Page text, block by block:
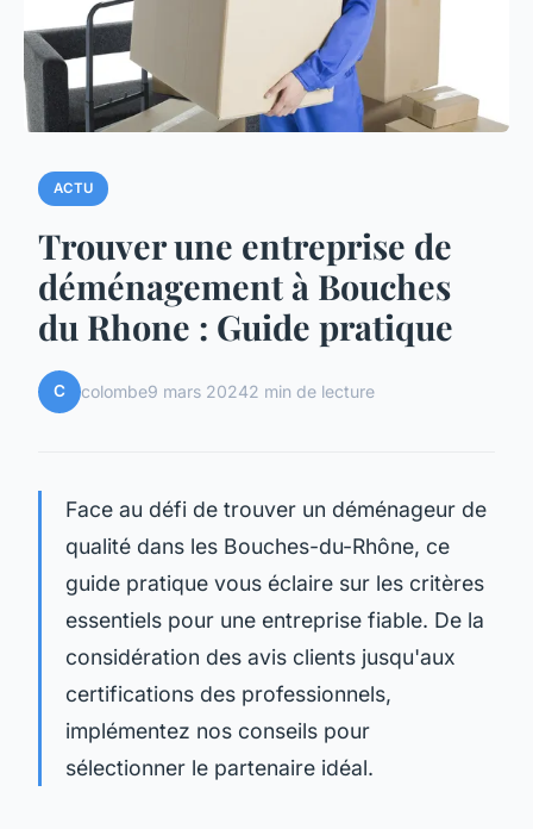
ACTU
Trouver une entreprise de
déménagement à Bouches
du Rhone : Guide pratique
C colombe9 mars 20242 min de lecture
Face au défi de trouver un déménageur de
qualité dans les Bouches-du-Rhône, ce
guide pratique vous éclaire sur les critères
essentiels pour une entreprise fiable. De la
considération des avis clients jusqu'aux
certifications des professionnels,
implémentez nos conseils pour
sélectionner le partenaire idéal.